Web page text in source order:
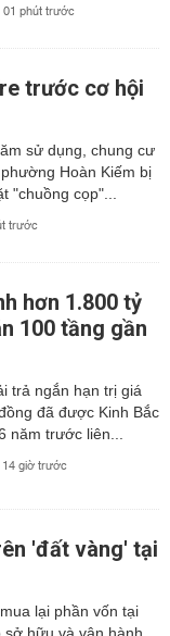
01 phút trước
trước cơ hội
sử dụng, chung cư
Hoàn Kiếm bị
"chuồng cọp"...
trước
hơn 1.800 tỷ
100 tầng gần
đã được Kinh Bắc
năm trước liên...
14 giờ trước
'đất vàng' tại
lại phần vốn tại